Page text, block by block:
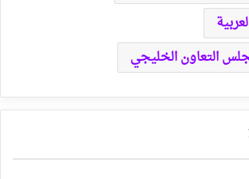
التعاون الخليجي